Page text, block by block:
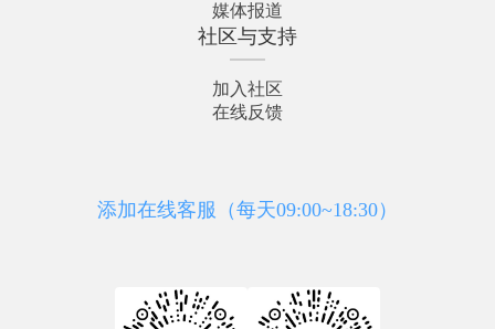
媒体报道
社区与支持
加入社区
在线反馈
添加在线客服（每天09:00~18:30）